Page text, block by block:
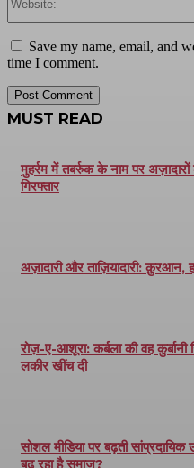
Save my name, email, and
time I comment.
MUST READ
मुहर्रम में तबर्रुक के नाम पर
गिरफ्तार
अज़ादारी और ताज़ियादारी:
रोज़-ए-आशूरा: कर्बला की वह
लकीर खींच दी
सोशल मीडिया पर बढ़ती
बढ़ रहा है समाज?